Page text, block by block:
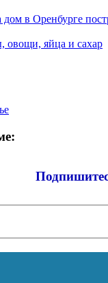
в Оренбурге
овощи, яйца и сахар